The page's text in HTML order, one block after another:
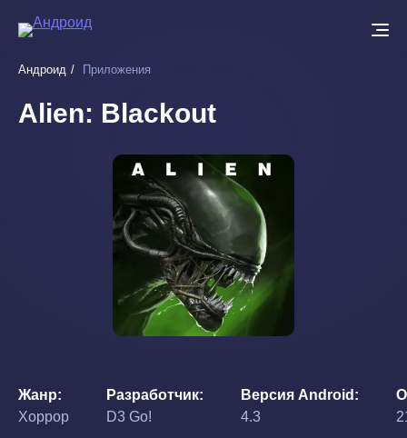
основному
Андроид Приложения
Alien: Blackout
Жанр
Хоррор
Разработчик
D3 Go!
Версия Android
4.3